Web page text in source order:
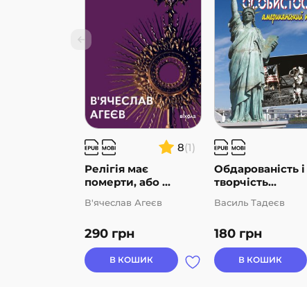
8(1)
Релігія має
померти, або ...
290 грн
В'ячеслав Агеєв
В КОШИК
Обдарованість і
творчість...
180 грн
Василь Тадеєв
В КОШИК